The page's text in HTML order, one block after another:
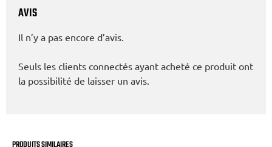
AVIS
Il n’y a pas encore d’avis.
Seuls les clients connectés ayant acheté ce produit ont
la possibilité de laisser un avis.
PRODUITS SIMILAIRES